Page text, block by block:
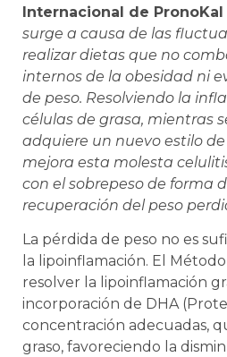
Internacional de PronoKal
surge a causa de las
realizar dietas que no
internos de la obesidad ni
de peso. Resolviendo la
células de grasa, mientras
adquiere un nuevo estilo
mejora esta molesta
con el sobrepeso de forma
recuperación del peso
La pérdida de peso no es
la lipoinflamación. El
resolver la lipoinflamación
incorporación de DHA
concentración adecuadas,
graso, favoreciendo la